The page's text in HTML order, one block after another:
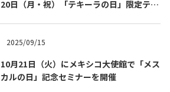
20日（月・祝）「テキーラの日」限定テイ
2025/09/15
10月21日（火）にメキシコ大使館で「メス
カルの日」記念セミナーを開催